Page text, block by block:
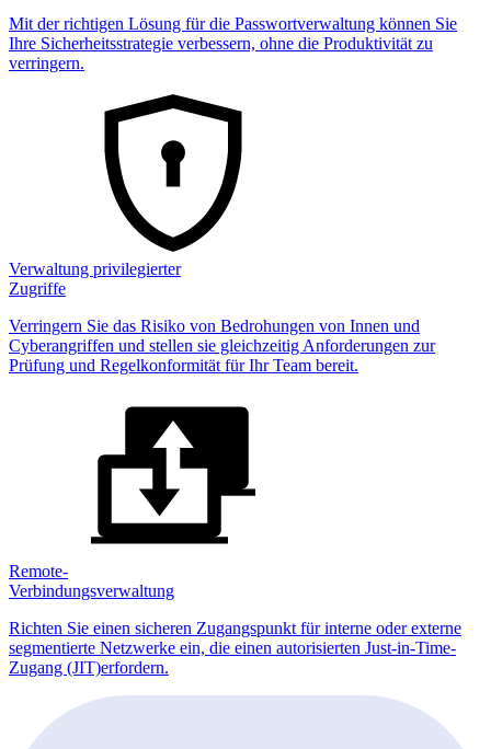
Mit der richtigen Lösung für die Passwortverwaltung können Sie
Ihre Sicherheitsstrategie verbessern, ohne die Produktivität zu
verringern.
Verwaltung privilegierter
Zugriffe
Verringern Sie das Risiko von Bedrohungen von Innen und
Cyberangriffen und stellen sie gleichzeitig Anforderungen zur
Prüfung und Regelkonformität für Ihr Team bereit.
Remote-
Verbindungsverwaltung
Richten Sie einen sicheren Zugangspunkt für interne oder externe
segmentierte Netzwerke ein, die einen autorisierten Just-in-Time-
Zugang (JIT)erfordern.